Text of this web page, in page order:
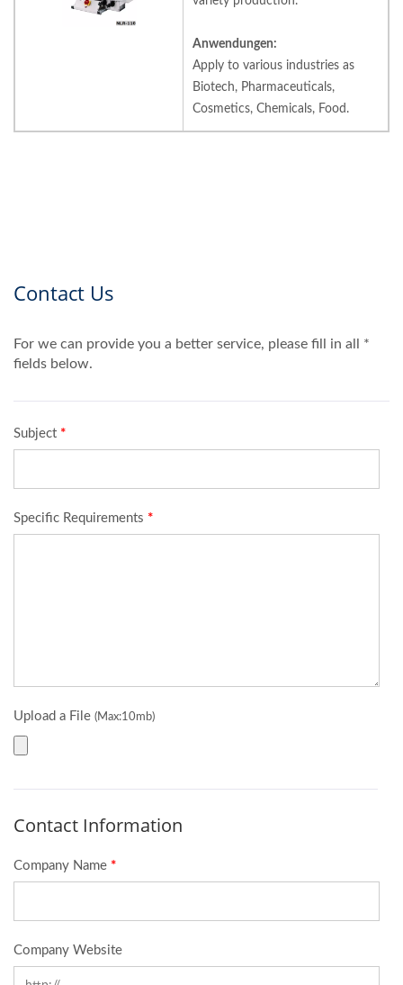
Anwendungen:
Apply to various industries as
Biotech, Pharmaceuticals,
Cosmetics, Chemicals, Food.